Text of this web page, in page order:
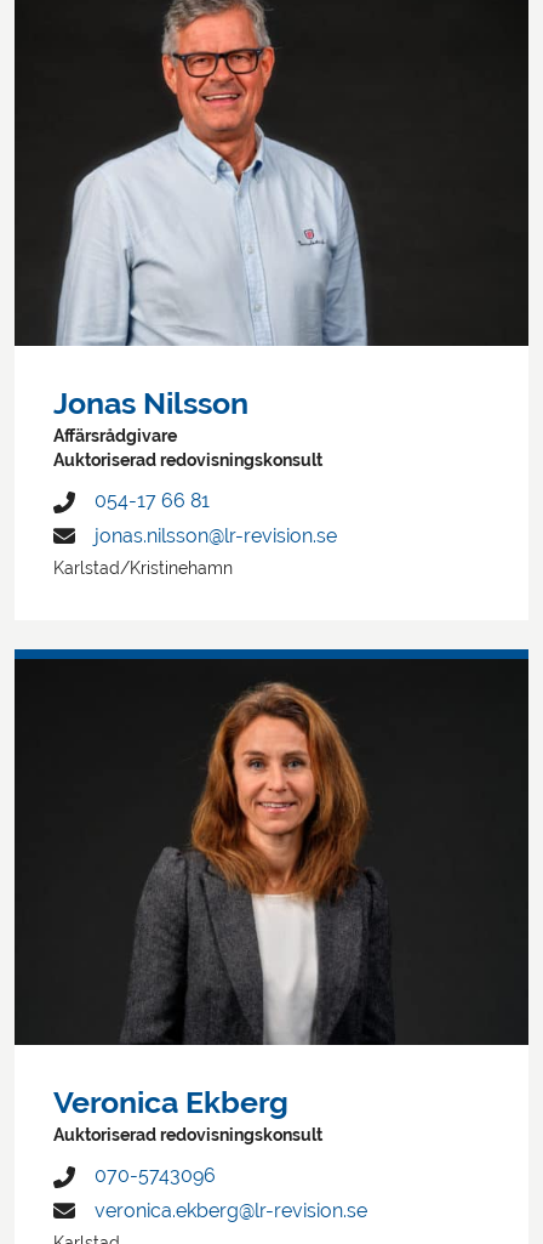
Jonas Nilsson
Affärsrådgivare
Auktoriserad redovisningskonsult
054-17 66 81
jonas.nilsson@lr-revision.se
Karlstad/Kristinehamn
Veronica Ekberg
Auktoriserad redovisningskonsult
070-5743096
veronica.ekberg@lr-revision.se